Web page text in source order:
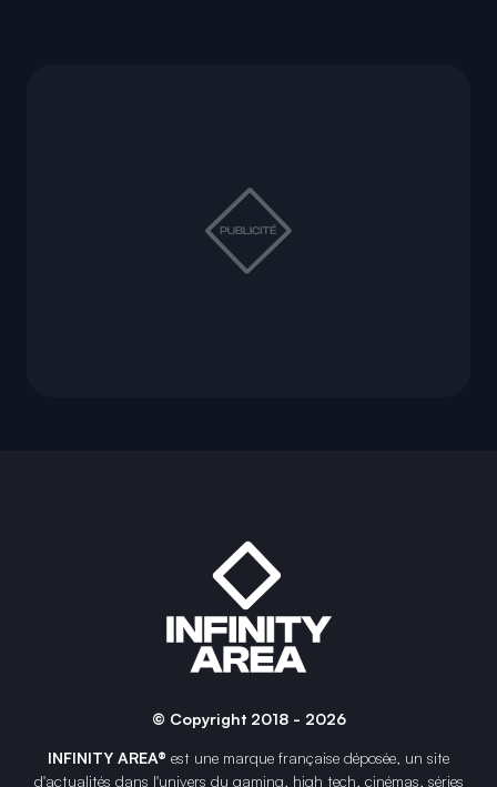
© Copyright 2018 - 2026
INFINITY AREA® est une marque française déposée, un site
d'actualités dans l'univers du gaming, high tech, cinémas, séries